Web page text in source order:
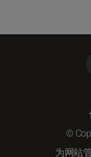
©
为网站